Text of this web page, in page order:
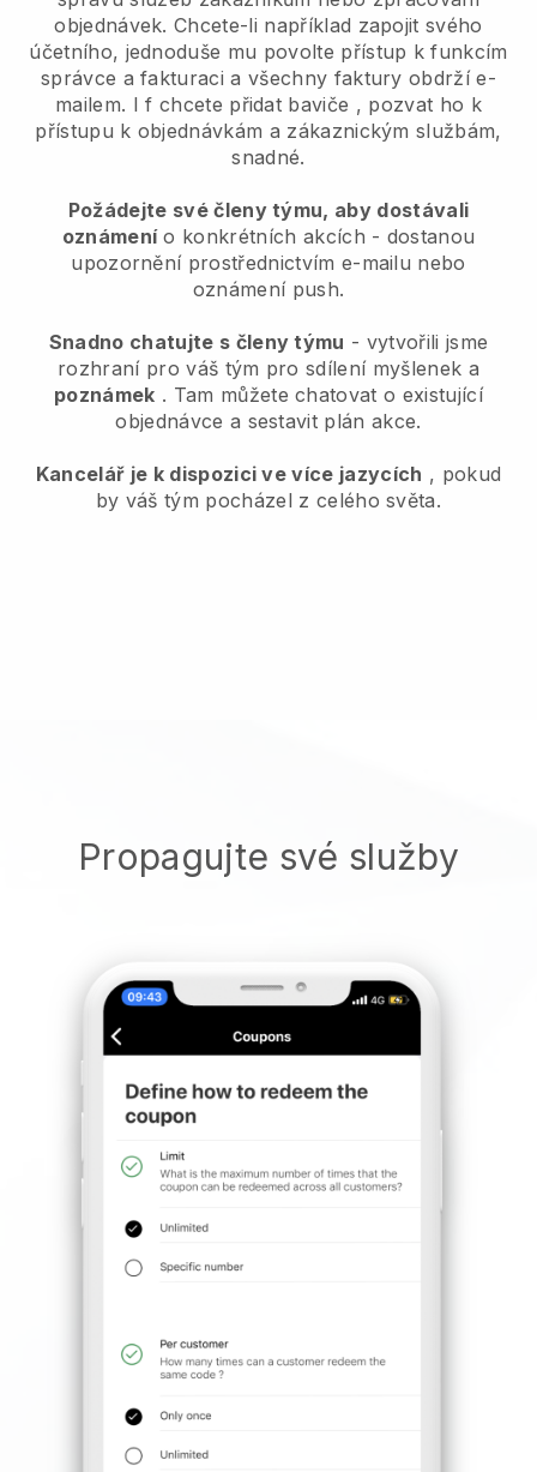
objednávek. Chcete-li například zapojit svého
účetního, jednoduše mu povolte přístup k funkcím
správce a fakturaci a všechny faktury obdrží e-
mailem. If chcete přidat baviče , pozvat ho k
přístupu k objednávkám a zákaznickým službám,
snadné.
Požádejte své členy týmu, aby dostávali
oznámenío konkrétních akcích - dostanou
upozornění prostřednictvím e-mailu nebo
oznámení push.
Snadno chatujte s členy týmu - vytvořili jsme
rozhraní pro váš tým pro sdílení myšlenek a
poznámek . Tam můžete chatovat o existující
objednávce a sestavit plán akce.
Kancelář je k dispozici ve více jazycích , pokud
by váš tým pocházel z celého světa.
Propagujte své služby